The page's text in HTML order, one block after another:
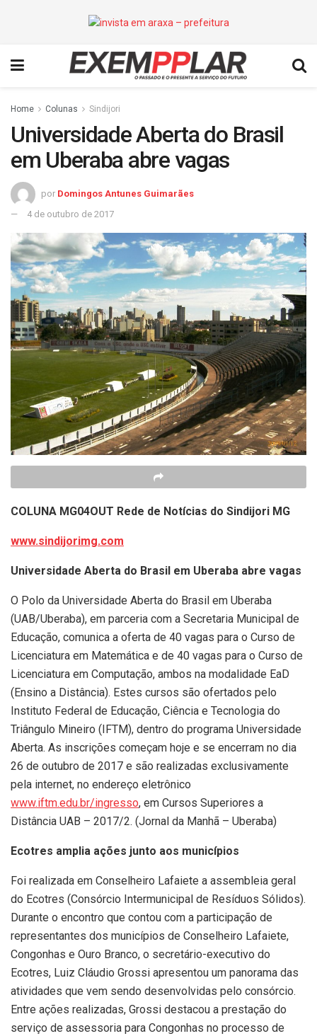
Home Colunas Sindijori
Universidade Aberta do Brasil
em Uberaba abre vagas
por Domingos Antunes Guimarães
4 de outubro de 2017
COLUNA MG04OUT Rede de Notícias do Sindijori MG
www.sindijorimg.com
Universidade Aberta do Brasil em Uberaba abre vagas
O Polo da Universidade Aberta do Brasil em Uberaba
(UAB/Uberaba), em parceria com a Secretaria Municipal de
Educação, comunica a oferta de 40 vagas para o Curso de
Licenciatura em Matemática e de 40 vagas para o Curso de
Licenciatura em Computação, ambos na modalidade EaD
(Ensino a Distância). Estes cursos são ofertados pelo
Instituto Federal de Educação, Ciência e Tecnologia do
Triângulo Mineiro (IFTM), dentro do programa Universidade
Aberta. As inscrições começam hoje e se encerram no dia
26 de outubro de 2017 e são realizadas exclusivamente
pela internet, no endereço eletrônico
www.iftm.edu.br/ingresso, em Cursos Superiores a
Distância UAB – 2017/2. (Jornal da Manhã – Uberaba)
Ecotres amplia ações junto aos municípios
Foi realizada em Conselheiro Lafaiete a assembleia geral
do Ecotres (Consórcio Intermunicipal de Resíduos Sólidos).
Durante o encontro que contou com a participação de
representantes dos municípios de Conselheiro Lafaiete,
Congonhas e Ouro Branco, o secretário-executivo do
Ecotres, Luiz Cláudio Grossi apresentou um panorama das
atividades que vem sendo desenvolvidas pelo consórcio.
Entre ações realizadas, Grossi destacou a prestação do
serviço de assessoria para Congonhas no processo de